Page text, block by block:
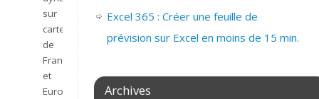
sur
carte
de
France
et
Europe
Excel 365 : Créer une feuille de
prévision sur Excel en moins de 15 min.
Archives